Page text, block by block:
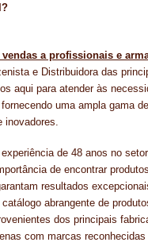
a profissionais e
e Distribuidora das
aqui para atender às
uma ampla gama
de 48 anos no
de encontrar
resultados
abrangente de
dos principais
com marcas